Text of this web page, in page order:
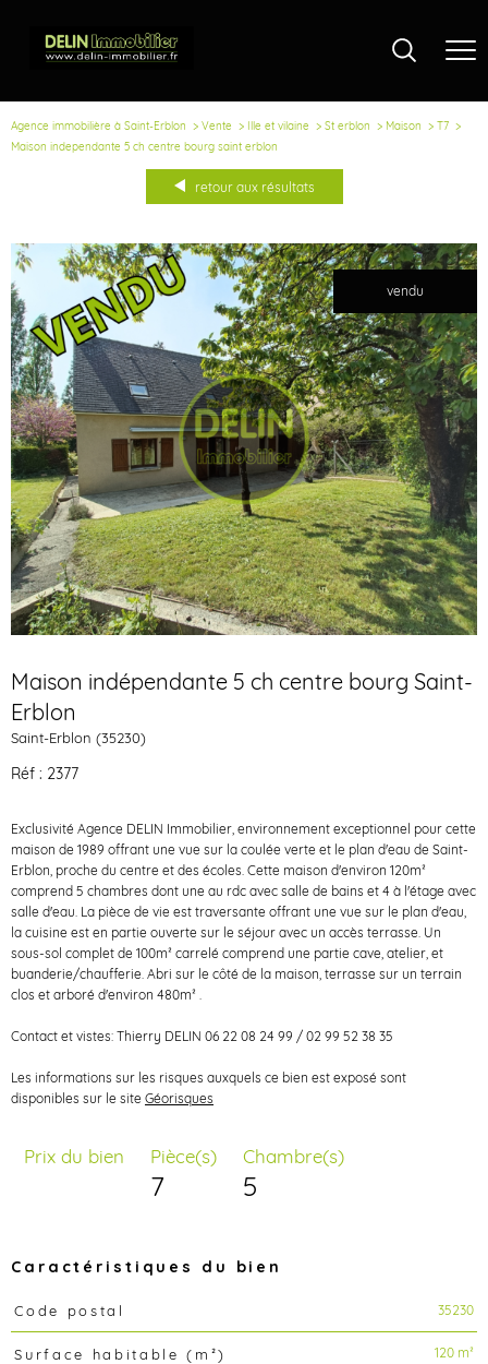
Agence immobilière à Saint-Erblon Vente Ille et vilaine St erblon Maison
T7
Maison independante 5 ch centre bourg saint erblon
retour aux résultats
vendu
Maison indépendante 5 ch centre bourg Saint-
Erblon
Saint-Erblon (35230)
Réf : 2377
Exclusivité Agence DELIN Immobilier, environnement exceptionnel pour cette
maison de 1989 offrant une vue sur la coulée verte et le plan d'eau de Saint-
Erblon, proche du centre et des écoles. Cette maison d'environ 120m²
comprend 5 chambres dont une au rdc avec salle de bains et 4 à l'étage avec
salle d'eau. La pièce de vie est traversante offrant une vue sur le plan d'eau,
la cuisine est en partie ouverte sur le séjour avec un accès terrasse. Un
sous-sol complet de 100m² carrelé comprend une partie cave, atelier, et
buanderie/chaufferie. Abri sur le côté de la maison, terrasse sur un terrain
clos et arboré d'environ 480m² .
Contact et vistes: Thierry DELIN 06 22 08 24 99 / 02 99 52 38 35
Les informations sur les risques auxquels ce bien est exposé sont
disponibles sur le site Géorisques
Prix du bien Pièce(s)
7
Chambre(s)
5
Caractéristiques du bien
Caractéristiques Valeurs
Code postal 35230
Surface habitable (m²) 120 m²